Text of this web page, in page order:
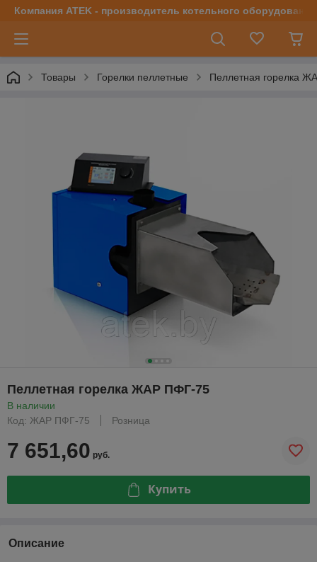
Компания ATEK - производитель котельного оборудования
Товары Горелки пеллетные Пеллетная горелка
Пеллетная горелка ЖАР ПФГ-75
В наличии
Код: ЖАР ПФГ-75
Розница
7 651,60 руб.
Купить
Описание